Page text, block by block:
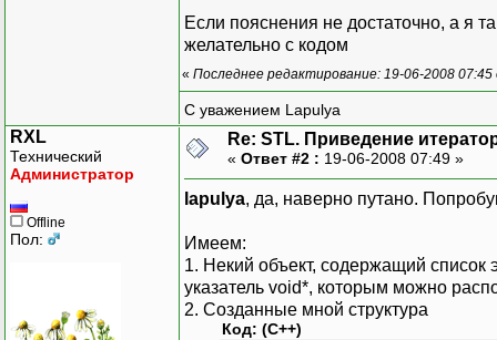
Если пояснения не достаточно, а я
желательно с кодом
« Последнее редактирование: 19-06-2008
С уважением Lapulya
RXL
Технический
Администратор
Offline
Пол:
Re: STL. Приведение
« Ответ #2 : 19-06-2008 07:49 »
lapulya, да, наверно путано.
Имеем:
1. Некий объект, содержащий
указатель void*, которым можно
2. Созданные мной структура
Код: (C++)